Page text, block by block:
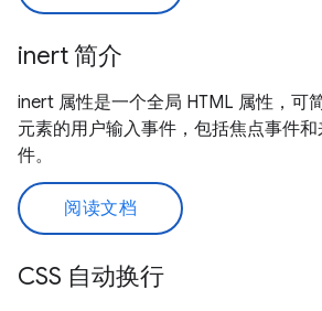
inert 简介
inert 属性是一个全局 HTML 属性，可
元素的用户输入事件，包括焦点事件
件。
阅读文档
CSS 自动换行